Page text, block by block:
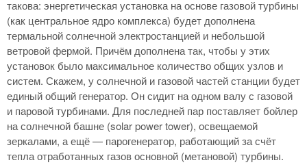
такова: энергетическая установка на основе газовой турбины
(как центральное ядро комплекса) будет дополнена
термальной солнечной электростанцией и небольшой
ветровой фермой. Причём дополнена так, чтобы у этих
установок было максимальное количество общих узлов и
систем. Скажем, у солнечной и газовой частей станции будет
единый общий генератор. Он сидит на одном валу с газовой
и паровой турбинами. Для последней пар поставляет бойлер
на солнечной башне (solar power tower), освещаемой
зеркалами, а ещё — парогенератор, работающий за счёт
тепла отработанных газов основной (метановой) турбины.